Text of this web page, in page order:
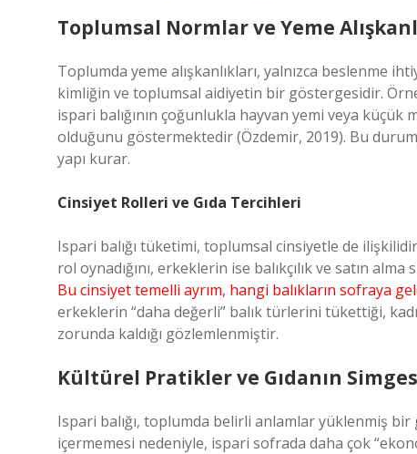
Toplumsal Normlar ve Yeme
Toplumda yeme alışkanlıkları, yalnızca beslenme
kimliğin ve toplumsal aidiyetin bir göstergesidir.
ispari balığının çoğunlukla hayvan yemi veya küçük
olduğunu göstermektedir (Özdemir, 2019). Bu
yapı kurar.
Cinsiyet Rolleri ve Gıda Tercihleri
Ispari balığı tüketimi, toplumsal cinsiyetle de
rol oynadığını, erkeklerin ise balıkçılık ve satın
Bu cinsiyet temelli ayrım, hangi balıkların sofraya
erkeklerin “daha değerli” balık türlerini tükettiği,
zorunda kaldığı gözlemlenmiştir.
Kültürel Pratikler ve Gıdanın
Ispari balığı, toplumda belirli anlamlar yüklenmiş bir
içermemesi nedeniyle, ispari sofrada daha çok